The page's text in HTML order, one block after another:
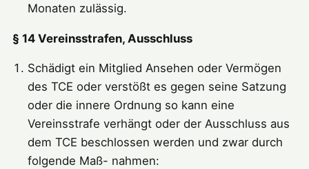
Monaten zulässig.
§ 14 Vereinsstrafen, Ausschluss
Schädigt ein Mitglied Ansehen oder Vermögen
des TCE oder verstößt es gegen seine Satzung
oder die innere Ordnung so kann eine
Vereinsstrafe verhängt oder der Ausschluss aus
dem TCE beschlossen werden und zwar durch
folgende Maß- nahmen: